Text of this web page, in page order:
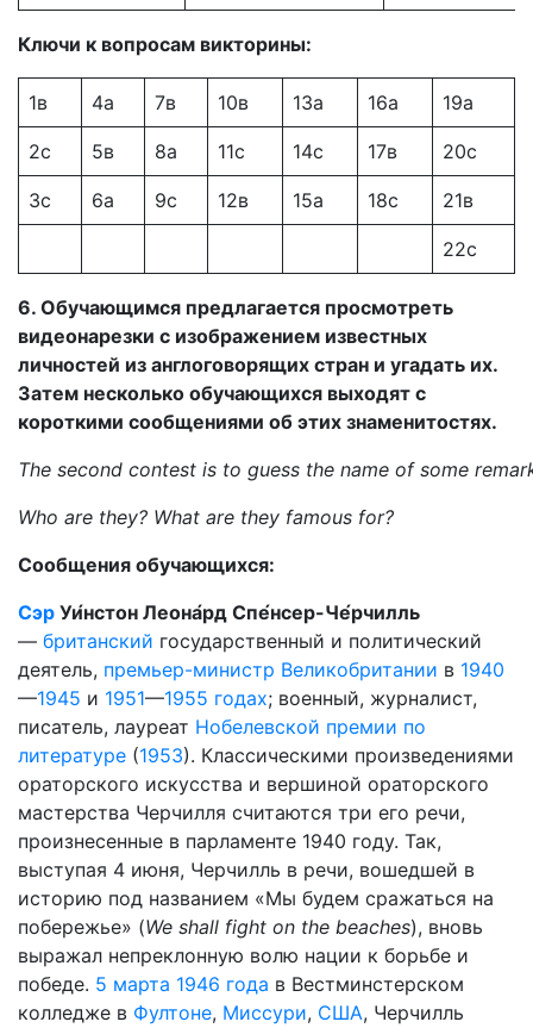
Ключи к вопросам викторины:
1в 4а 7в 10в 13а 16а 19а
2с 5в 8а 11с 14с 17в 20с
3с 6а 9с 12в 15а 18с 21в
22с
6. Обучающимся предлагается просмотреть
видеонарезки с изображением известных
личностей из англоговорящих стран и угадать их.
Затем несколько обучающихся выходят с
короткими сообщениями об этих знаменитостях.
The second contest is to guess the name of some
Who are they? What are they famous for?
Сообщения обучающихся:
Сэр Уи́нстон Леона́рд Спе́нсер-Че́рчилль
— британский государственный и политический
деятель, премьер-министр Великобритании в 1940
—1945 и 1951—1955 годах; военный, журналист,
писатель, лауреат Нобелевской премии по
литературе (1953). Классическими произведениями
ораторского искусства и вершиной ораторского
мастерства Черчилля считаются три его речи,
произнесенные в парламенте 1940 году. Так,
выступая 4 июня, Черчилль в речи, вошедшей в
историю под названием «Мы будем сражаться на
побережье» (We shall fight on the beaches), вновь
выражал непреклонную волю нации к борьбе и
победе. 5 марта 1946 года в Вестминстерском
колледже в Фултоне, Миссури, США, Черчилль